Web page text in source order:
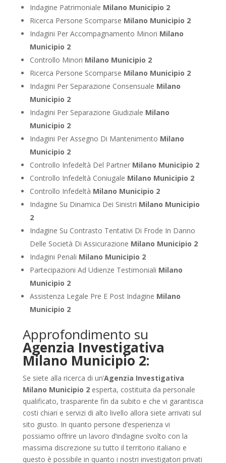
Indagine Patrimoniale Milano Municipio 2
Ricerca Persone Scomparse Milano Municipio 2
Indagini Per Accompagnamento Minori Milano
Municipio 2
Controllo Minori Milano Municipio 2
Ricerca Persone Scomparse Milano Municipio 2
Indagini Per Separazione Consensuale Milano
Municipio 2
Indagini Per Separazione Giudiziale Milano
Municipio 2
Indagini Per Assegno Di Mantenimento Milano
Municipio 2
Controllo Infedeltà Del Partner Milano Municipio 2
Controllo Infedeltà Coniugale Milano Municipio 2
Controllo Infedeltà Milano Municipio 2
Indagine Su Dinamica Dei Sinistri Milano Municipio
2
Indagine Su Contrasto Tentativi Di Frode In Danno
Delle Società Di Assicurazione Milano Municipio 2
Indagini Penali Milano Municipio 2
Partecipazioni Ad Udienze Testimoniali Milano
Municipio 2
Assistenza Legale Pre E Post Indagine Milano
Municipio 2
Approfondimento su
Agenzia Investigativa
Milano Municipio 2:
Se siete alla ricerca di un’Agenzia Investigativa
Milano Municipio 2esperta, costituita da personale
qualificato, trasparente fin da subito e che vi garantisca
costi chiari e servizi di alto livello allora siete arrivati sul
sito giusto. In quanto persone d’esperienza vi
possiamo offrire un lavoro d’indagine svolto con la
massima discrezione su tutto il territorio italiano e
questo è possibile in quanto i nostri investigatori privati